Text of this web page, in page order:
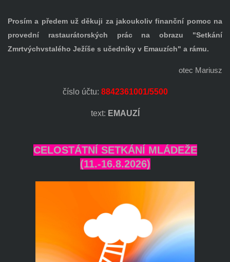
Prosím a předem už děkuji za jakoukoliv finanční pomoc na
provední rastaurátorských prác na obrazu "Setkání
Zmrtvýchvstalého Ježíše s učedníky v Emauzích" a rámu.
otec Mariusz
číslo účtu: 8842361001/5500
text: EMAUZÍ
CELOSTÁTNÍ SETKÁNÍ MLÁDEŽE
(11.-16.8.2026)